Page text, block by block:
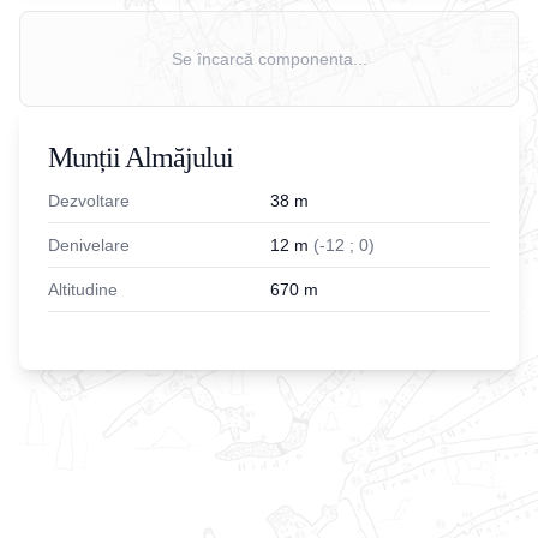
Se încarcă componenta...
Munții Almăjului
Dezvoltare 38 m
Denivelare 12 m (-12 ; 0)
Altitudine 670 m